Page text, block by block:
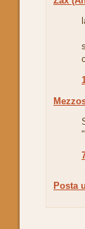
Posta